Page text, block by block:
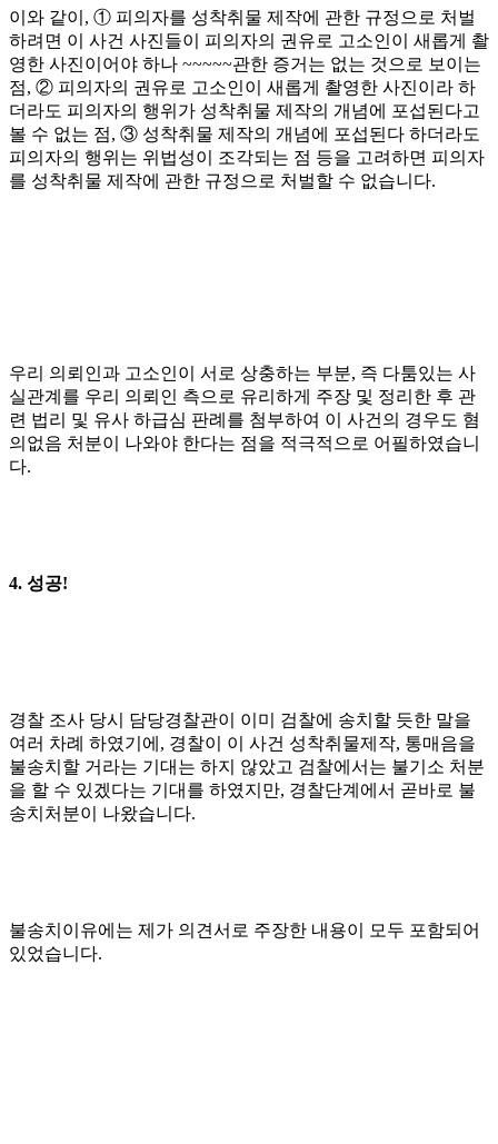
이와 같이, ① 피의자를 성착취물 제작에 관한 규정으로 처벌
하려면 이 사건 사진들이 피의자의 권유로 고소인이 새롭게 촬
영한 사진이어야 하나 ~~~~~관한 증거는 없는 것으로 보이는
점, ② 피의자의 권유로 고소인이 새롭게 촬영한 사진이라 하
더라도 피의자의 행위가 성착취물 제작의 개념에 포섭된다고
볼 수 없는 점, ③ 성착취물 제작의 개념에 포섭된다 하더라도
피의자의 행위는 위법성이 조각되는 점 등을 고려하면 피의자
를 성착취물 제작에 관한 규정으로 처벌할 수 없습니다.
우리 의뢰인과 고소인이 서로 상충하는 부분, 즉 다툼있는 사
실관계를 우리 의뢰인 측으로 유리하게 주장 및 정리한 후 관
련 법리 및 유사 하급심 판례를 첨부하여 이 사건의 경우도 혐
의없음 처분이 나와야 한다는 점을 적극적으로 어필하였습니
다.
4. 성공!
경찰 조사 당시 담당경찰관이 이미 검찰에 송치할 듯한 말을
여러 차례 하였기에, 경찰이 이 사건 성착취물제작, 통매음을
불송치할 거라는 기대는 하지 않았고 검찰에서는 불기소 처분
을 할 수 있겠다는 기대를 하였지만, 경찰단계에서 곧바로 불
송치처분이 나왔습니다.
불송치이유에는 제가 의견서로 주장한 내용이 모두 포함되어
있었습니다.